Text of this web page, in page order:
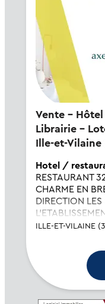
Vente - Hôtel - Restaurant - Tabac -
Librairie -
Ille-et-Vilaine
Hotel /
RESTAURANT
CHARME EN
DIRECTION LES
JOURS//
très jolie vue
L'établissement
ILLE-ET-VILAINE